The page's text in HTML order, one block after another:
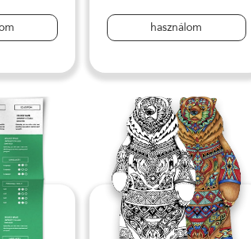
használom